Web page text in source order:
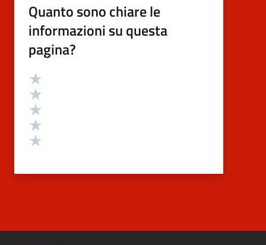
Quanto sono chiare le
informazioni su questa
pagina?
Valutazione